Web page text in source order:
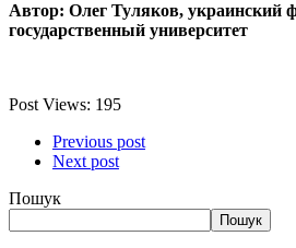
Автор: Олег Туляков, украинский
государственный университет
Post Views: 195
Previous post
Next post
Пошук
Пошук